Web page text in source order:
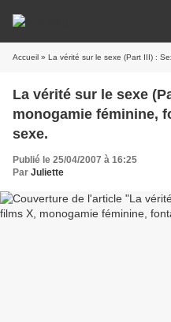
Accueil » La vérité sur le sexe (Part III) : Sex Toys,
La vérité sur le sexe
monogamie féminine,
sexe.
Publié le 25/04/2007 à 16:25
Par Juliette